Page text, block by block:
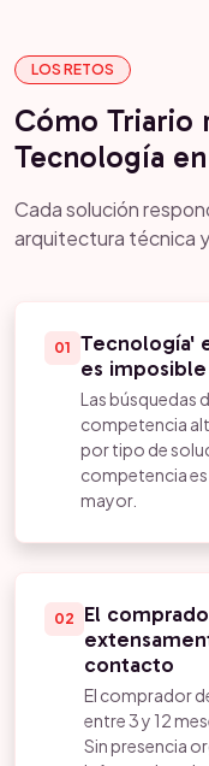
LOS RETOS
Cómo Triario
Tecnología
Cada solución
arquitectura técnica
01 Tecnología'
es
Las búsquedas
competencia
por tipo de
competencia
mayor.
02
El
contacto
El comprador
entre 3 y 12
Sin presencia